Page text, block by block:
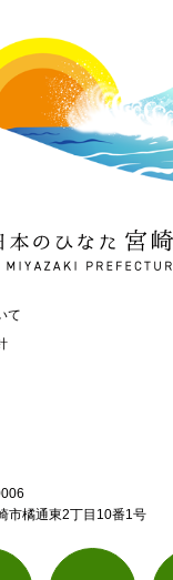
本のひなた 宮崎県
MIYAZAKI PREFECTURE
て
橘通東2丁目10番1号